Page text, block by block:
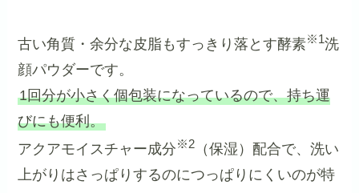
古い角質・余分な皮脂もすっきり落とす酵素※1洗
顔パウダーです。
1回分が小さく個包装になっているので、持ち運
びにも便利。
アクアモイスチャー成分※2
（保湿）配合で、洗い
上がりはさっぱりするのにつっぱりにくいのが特